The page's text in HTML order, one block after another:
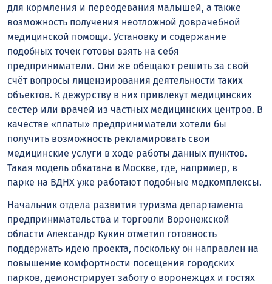
для кормления и переодевания малышей, а также
возможность получения неотложной доврачебной
медицинской помощи. Установку и содержание
подобных точек готовы взять на себя
предприниматели. Они же обещают решить за свой
счёт вопросы лицензирования деятельности таких
объектов. К дежурству в них привлекут медицинских
сестер или врачей из частных медицинских центров. В
качестве «платы» предприниматели хотели бы
получить возможность рекламировать свои
медицинские услуги в ходе работы данных пунктов.
Такая модель обкатана в Москве, где, например, в
парке на ВДНХ уже работают подобные медкомплексы.
Начальник отдела развития туризма департамента
предпринимательства и торговли Воронежской
области Александр Кукин отметил готовность
поддержать идею проекта, поскольку он направлен на
повышение комфортности посещения городских
парков, демонстрирует заботу о воронежцах и гостях